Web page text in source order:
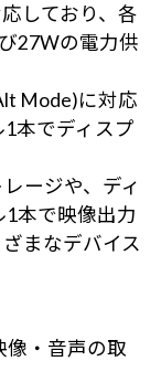
しており、各
27Wの電力供
Mode)に対応
1本でディスプ
ージや、ディ
本で映像出力
まなデバイス
像・音声の取